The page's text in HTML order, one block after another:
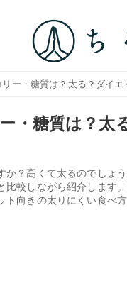
ー・糖質は？太る？ダイエ
・糖質は？太
？高くて太るのでしょ
比較しながら紹介します
向きの太りにくい食べ